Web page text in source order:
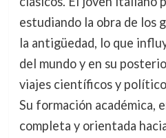
estudiando la obra de los
la antigüedad, lo que
del mundo y en su
viajes científicos y
Su formación académica,
completa y orientada